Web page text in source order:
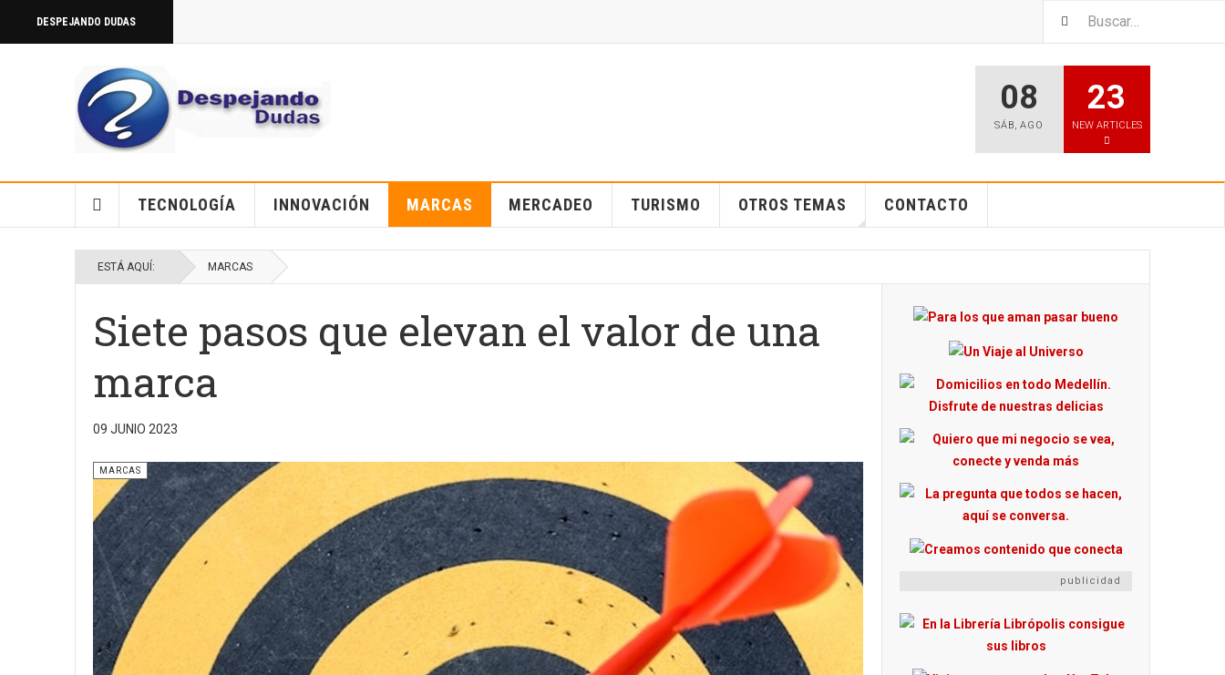
DESPEJANDO DUDAS
08
SÁB, AGO
23
NEW ARTICLES
TECNOLOGÍA INNOVACIÓN MARCAS MERCADEO TURISMO OTROS TEMAS CONTACTO
ESTÁ AQUÍ: MARCAS
Siete pasos que elevan el valor de una
marca
09 JUNIO 2023
MARCAS
publicidad